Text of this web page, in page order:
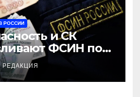
РОССИИ
и СК
ФСИН по
области
РЕДАКЦИЯ